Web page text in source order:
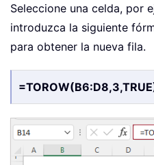
Seleccione una celda, por
introduzca la siguiente
para obtener la nueva fila.